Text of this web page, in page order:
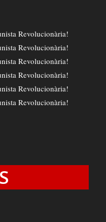
Revolucionària!
Revolucionària!
Revolucionària!
Revolucionària!
Revolucionària!
Revolucionària!